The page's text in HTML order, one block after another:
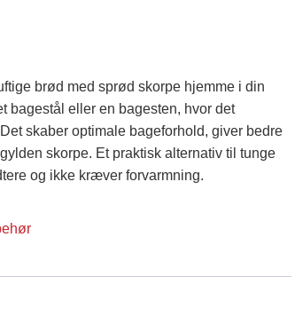
brød med sprød skorpe hjemme i din
bagestål eller en bagesten, hvor det
skaber optimale bageforhold, giver bedre
skorpe. Et praktisk alternativ til tunge
og ikke kræver forvarmning.